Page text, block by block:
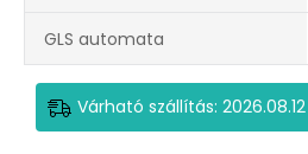
GLS automata
Várható szállítás: